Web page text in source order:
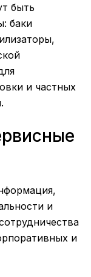
быть
баки
и частных
и
и